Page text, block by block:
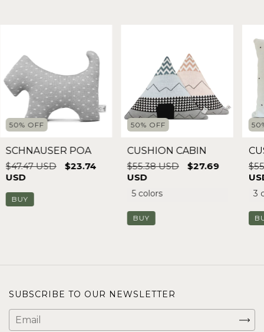
50% OFF
SCHNAUSER POA
$47.47 USD
$23.74
USD
50% OFF
CUSHION CABIN
$55.38 USD
$27.69
USD
5 colors
BUY
50
3
SUBSCRIBE TO OUR NEWSLETTER